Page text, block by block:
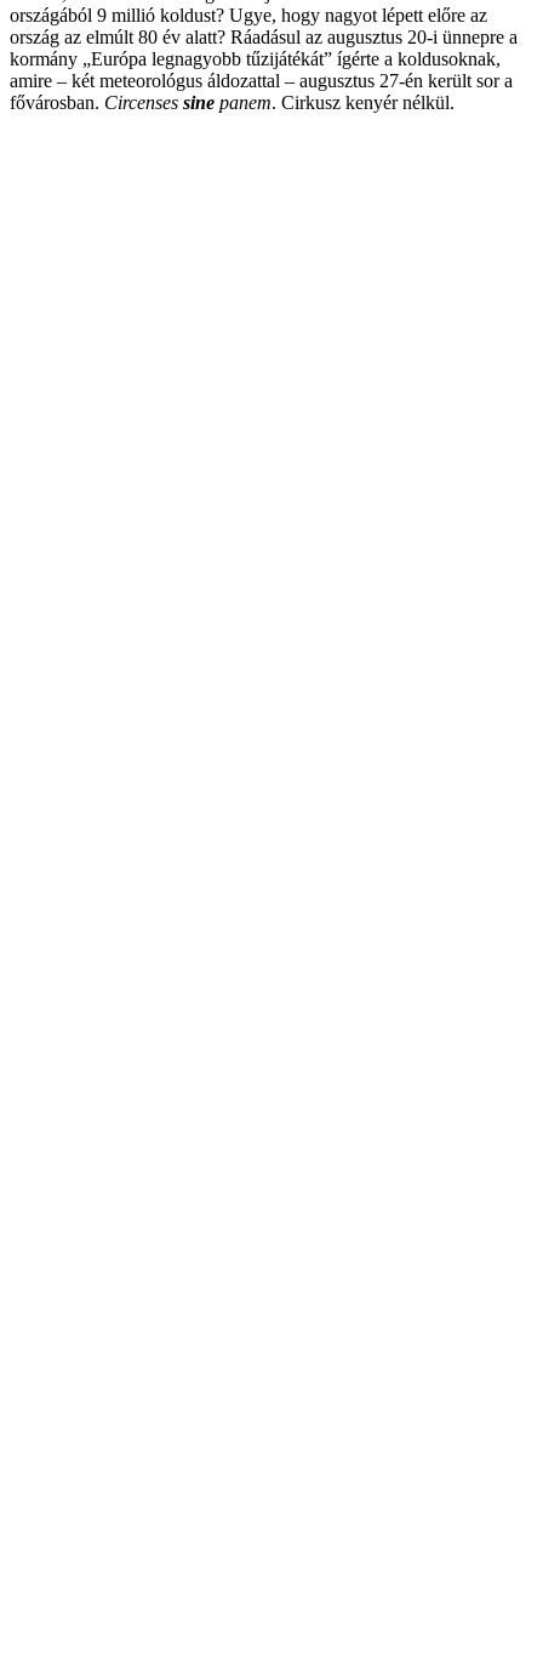
országából 9 millió koldust? Ugye, hogy nagyot lépett előre az
ország az elmúlt 80 év alatt? Ráadásul az augusztus 20-i ünnepre a
kormány „Európa legnagyobb tűzijátékát” ígérte a koldusoknak,
amire – két meteorológus áldozattal – augusztus 27-én került sor a
fővárosban. Circenses sine panem. Cirkusz kenyér nélkül.